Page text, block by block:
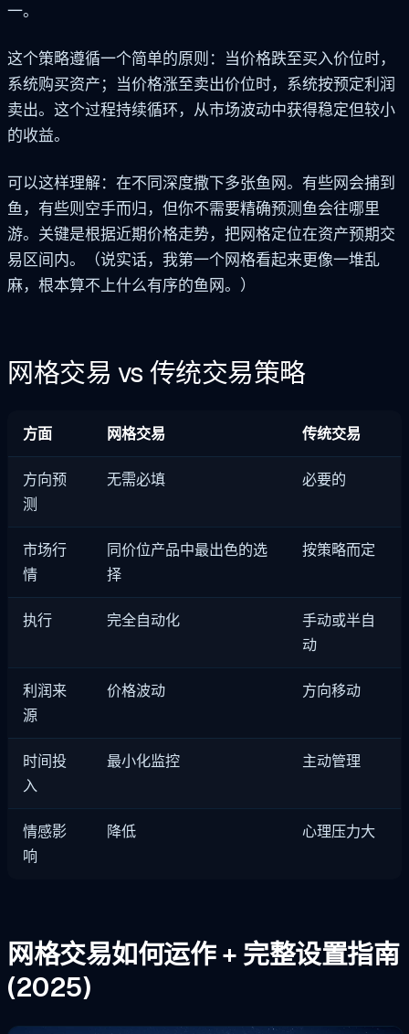
一。
这个策略遵循一个简单的原则：当价格跌至买入价位时，
系统购买资产；当价格涨至卖出价位时，系统按预定利润
卖出。这个过程持续循环，从市场波动中获得稳定但较小
的收益。
可以这样理解：在不同深度撒下多张鱼网。有些网会捕到
鱼，有些则空手而归，但你不需要精确预测鱼会往哪里
游。关键是根据近期价格走势，把网格定位在资产预期交
易区间内。（说实话，我第一个网格看起来更像一堆乱
麻，根本算不上什么有序的鱼网。）
网格交易 vs 传统交易策略
方面 网格交易 传统交易
方向预
测
无需必填 必要的
市场行
情
同价位产品中最出色的选
择
按策略而定
执行 完全自动化
手动或半自
动
利润来
源
价格波动 方向移动
时间投
入
最小化监控 主动管理
情感影
响
降低 心理压力大
网格交易如何运作 + 完整设置指南
(2025)